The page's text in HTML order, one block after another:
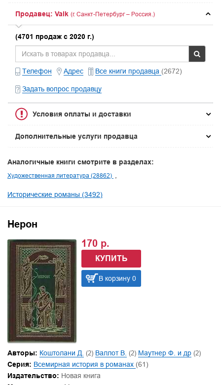
Продавец: Valk (г. Санкт-Петербург – Россия.)
(4701 продаж с 2020 г.)
Телефон Адрес Все книги продавца (2672)
Задать вопрос продавцу
Условия оплаты и доставки
Дополнительные услуги продавца
Аналогичные книги смотрите в разделах:
Художественная литература (28862)
Исторические романы (3492)
Нерон
170 р.
КУПИТЬ
В корзину 0
Авторы: Коштолани Д. (2) Валлот В. (2) Маутнер Ф. и др (2)
Серия: Всемирная история в романах (61)
Издательство: Новая книга